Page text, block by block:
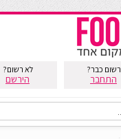
רשום כבר?
התחבר
לא רשום?
הירשם